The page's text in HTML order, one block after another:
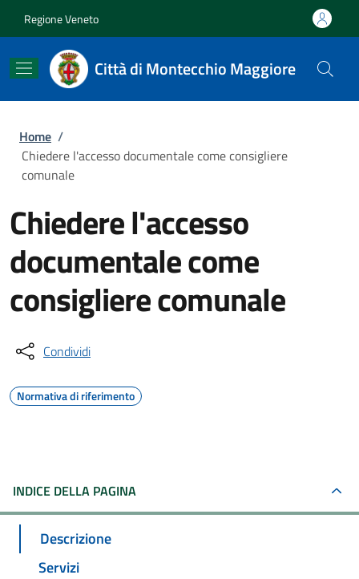
Regione Veneto
Città di Montecchio Maggiore
Briciole di pane
Home /
Chiedere l'accesso documentale come consigliere
comunale
Chiedere l'accesso
documentale come
consigliere comunale
Condividi
Normativa di riferimento
INDICE DELLA PAGINA
Descrizione
Servizi